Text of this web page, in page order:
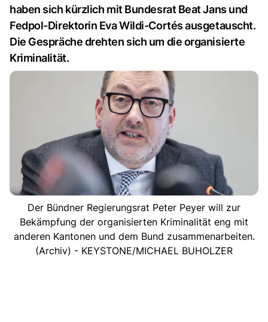
haben sich kürzlich mit Bundesrat Beat Jans und
Fedpol-Direktorin Eva Wildi-Cortés ausgetauscht.
Die Gespräche drehten sich um die organisierte
Kriminalität.
Der Bündner Regierungsrat Peter Peyer will zur
Bekämpfung der organisierten Kriminalität eng mit
anderen Kantonen und dem Bund zusammenarbeiten.
(Archiv) - KEYSTONE/MICHAEL BUHOLZER